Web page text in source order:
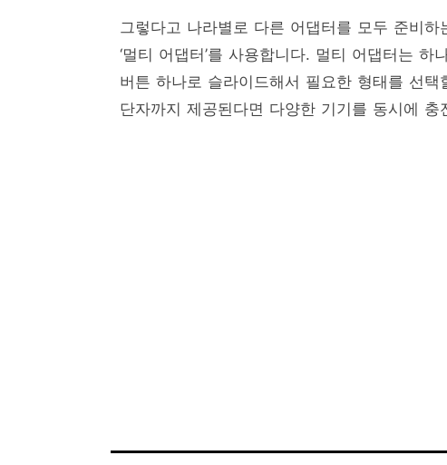
그렇다고 나라별로 다른 어댑터를 모두 준비
‘멀티 어댑터’를 사용합니다. 멀티 어댑터는
버튼 하나로 슬라이드해서 필요한 형태를 선
단자까지 제공된다면 다양한 기기를 동시에